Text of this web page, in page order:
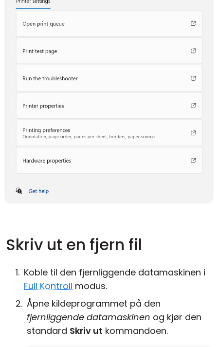
Skriv ut en fjern fil
Koble til den fjernliggende datamaskinen i
Full Kontroll modus.
Åpne kildeprogrammet på den
fjernliggende datamaskinen og kjør den
standard Skriv ut kommandoen.